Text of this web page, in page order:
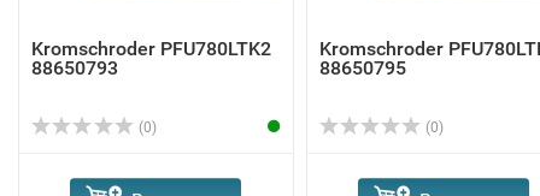
Kromschroder PFU780LTK2
88650793
(0)
Kromschroder
88650795
(0)